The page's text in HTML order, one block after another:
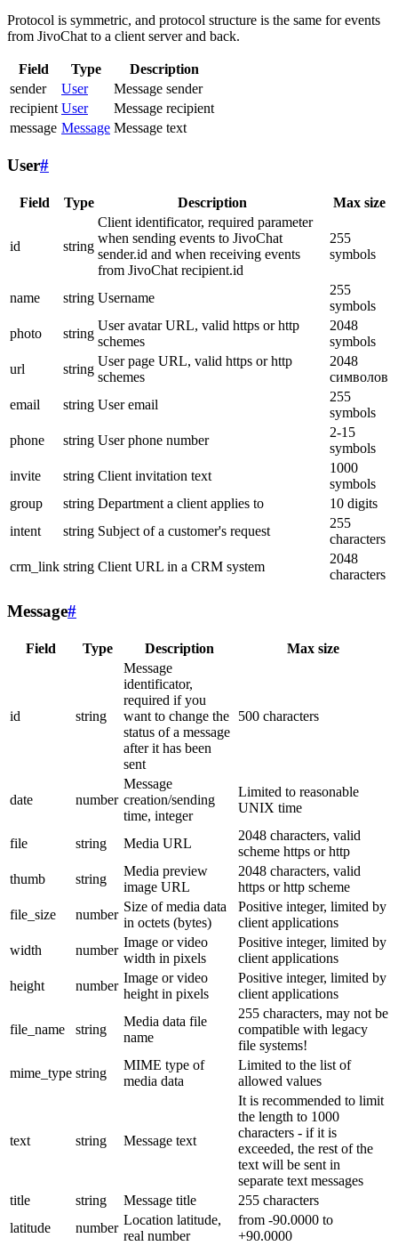
Protocol is symmetric, and protocol structure is the same for events
from JivoChat to a client server and back.
Field Type
Description
sender
User
Message sender
recipient User
Message recipient
message Message Message text
User#
Field Type Description Max size
id string
Client identificator, required parameter
when sending events to JivoChat
sender.id and when receiving events
from JivoChat recipient.id
255
symbols
name string Username
255
symbols
photo
string
User avatar URL, valid https or http
schemes
2048
symbols
url
string
User page URL, valid https or http
schemes
2048
символов
email
string User email
255
symbols
phone
string User phone number
2-15
symbols
invite
string Client invitation text
1000
symbols
group
string Department a client applies to
10 digits
intent
string Subject of a customer's request
255
characters
crm_link string Client URL in a CRM system
2048
characters
Message#
Field Type Description Max size
id string
Message
identificator,
required if you
want to change the
status of a message
after it has been
sent
500 characters
date number
Message
creation/sending
time, integer
Limited to reasonable
UNIX time
file string Media URL
2048 characters, valid
scheme https or http
thumb
string
Media preview
image URL
2048 characters, valid
https or http scheme
file_size
number
Size of media data
in octets (bytes)
Positive integer, limited by
client applications
width
number
Image or video
width in pixels
Positive integer, limited by
client applications
height
number
Image or video
height in pixels
Positive integer, limited by
client applications
file_name string
Media data file
name
255 characters, may not be
compatible with legacy
file systems!
mime_type string
MIME type of
media data
Limited to the list of
allowed values
text string Message text
It is recommended to limit
the length to 1000
characters - if it is
exceeded, the rest of the
text will be sent in
separate text messages
title
string Message title
255 characters
latitude
number
Location latitude,
real number
from -90.0000 to
+90.0000